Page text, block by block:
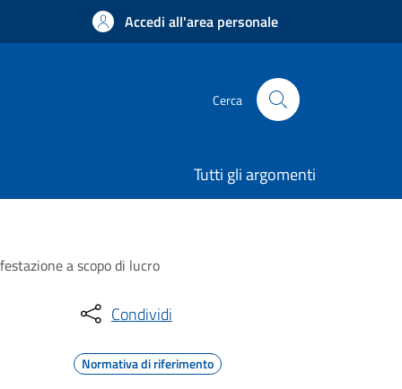
Accedi all'area personale
Cerca
Tutti gli argomenti
a scopo di lucro
Condividi
Normativa di riferimento